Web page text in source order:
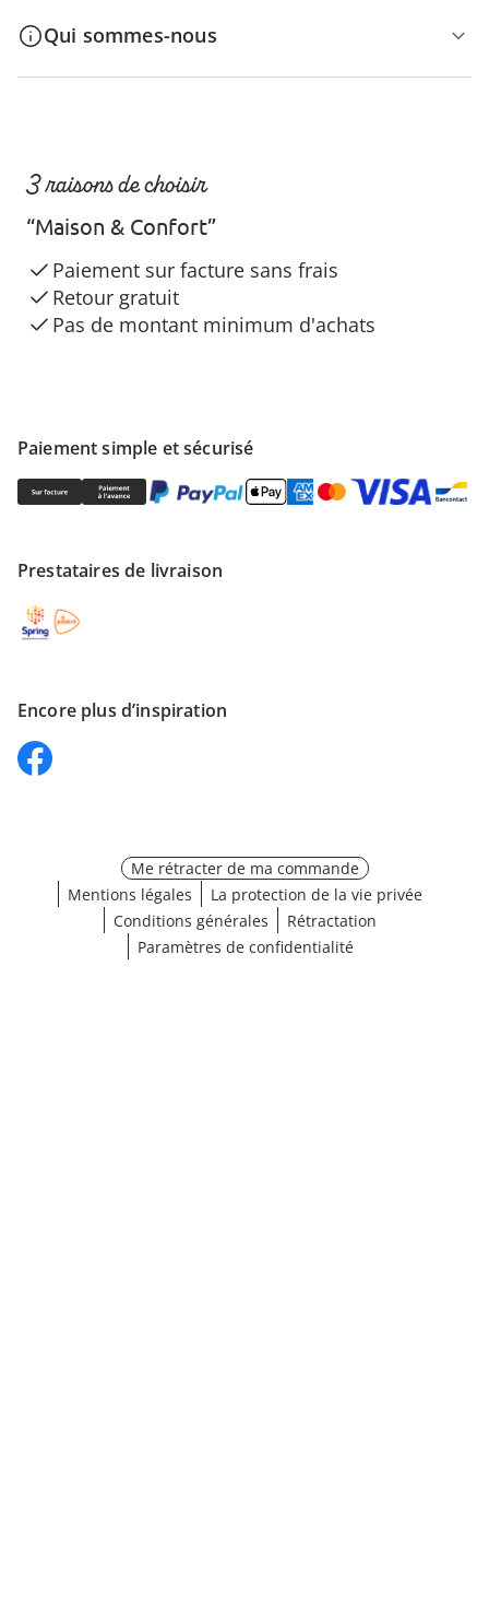
Qui sommes-nous
Paiement simple et sécurisé
Prestataires de livraison
Encore plus d’inspiration
3 raisons de choisir
“Maison & Confort”
Paiement sur facture sans frais
Retour gratuit
Pas de montant minimum d'achats
Me rétracter de ma commande
Mentions légales
La protection de la vie privée
Conditions générales
Rétractation
Paramètres de confidentialité